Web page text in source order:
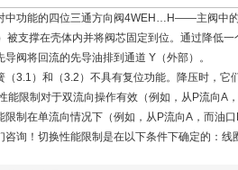
功能的四位三通方向阀4WEH…H——主阀中
被支撑在壳体内并将阀芯固定到位。通过降低
阀将回流的先导油排到通道 Y（外部）。
3.1）和（3.2）不具有复位功能。降压时，它
能限制对于双流向操作有效（例如，从P流向A
限制在单流向情况下（例如，从P流向A，而油
询！切换性能限制是在以下条件下确定的：线